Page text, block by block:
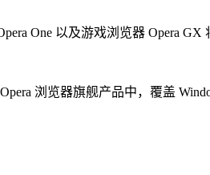
One 以及游戏浏览器 Opera
浏览器旗舰产品中，覆盖